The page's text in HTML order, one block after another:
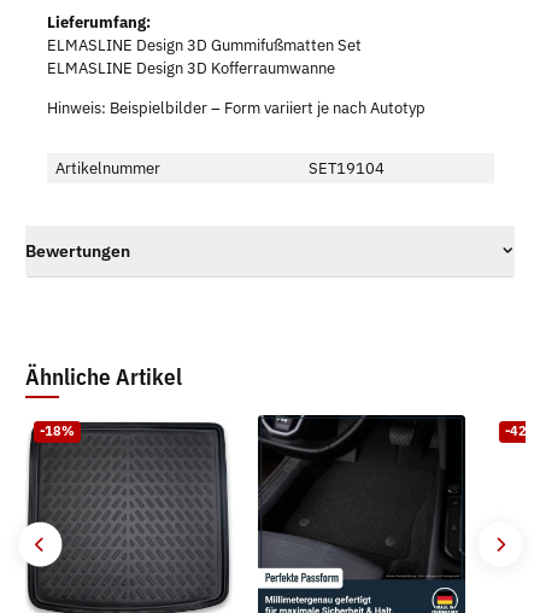
Lieferumfang:
ELMASLINE Design 3D Gummifußmatten Set
ELMASLINE Design 3D Kofferraumwanne
Hinweis: Beispielbilder – Form variiert je nach Autotyp
Artikelnummer SET19104
Bewertungen
Ähnliche Artikel
-18% -42%